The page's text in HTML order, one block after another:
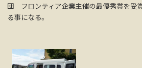
団 フロンティア企業主催の最優秀賞を受
る事になる。